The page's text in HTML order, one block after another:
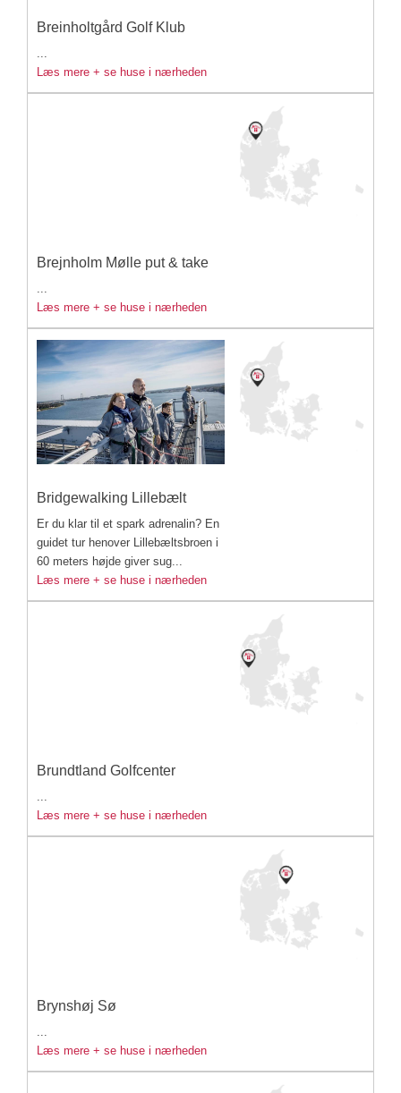
Breinholtgård Golf Klub
...
Læs mere + se huse i nærheden
Brejnholm Mølle put & take
...
Læs mere + se huse i nærheden
Bridgewalking Lillebælt
Er du klar til et spark adrenalin? En
guidet tur henover Lillebæltsbroen i
60 meters højde giver sug...
Læs mere + se huse i nærheden
Brundtland Golfcenter
...
Læs mere + se huse i nærheden
Brynshøj Sø
...
Læs mere + se huse i nærheden